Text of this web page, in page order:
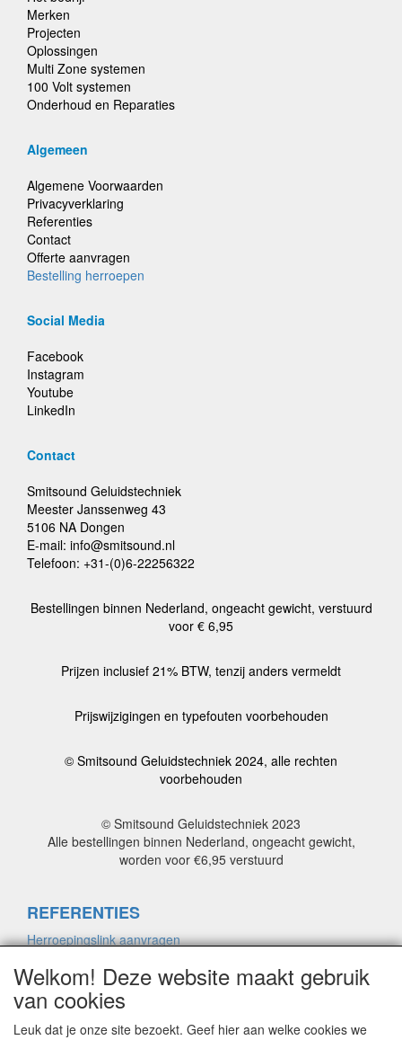
Merken
Projecten
Oplossingen
Multi Zone systemen
100 Volt systemen
Onderhoud en Reparaties
Algemeen
Algemene Voorwaarden
Privacyverklaring
Referenties
Contact
Offerte aanvragen
Bestelling herroepen
Social Media
Facebook
Instagram
Youtube
LinkedIn
Contact
Smitsound Geluidstechniek
Meester Janssenweg 43
5106 NA Dongen
E-mail: info@smitsound.nl
Telefoon: +31-(0)6-22256322
Bestellingen binnen Nederland, ongeacht gewicht, verstuurd
voor € 6,95
Prijzen inclusief 21% BTW, tenzij anders vermeldt
Prijswijzigingen en typefouten voorbehouden
© Smitsound Geluidstechniek 2024, alle rechten
voorbehouden
© Smitsound Geluidstechniek 2023
Alle bestellingen binnen Nederland, ongeacht gewicht,
worden voor €6,95 verstuurd
REFERENTIES
Herroepingslink aanvragen
ALGEMENE VOORWAARDEN
Herroepingslink aanvragen
Welkom! Deze website maakt gebruik
van cookies
Leuk dat je onze site bezoekt. Geef hier aan welke cookies we